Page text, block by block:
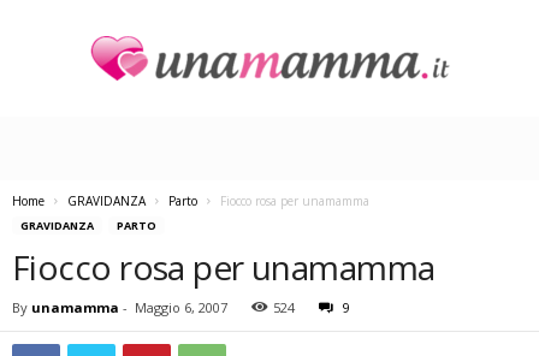
Home GRAVIDANZA Parto Fiocco rosa per unamamma
GRAVIDANZA PARTO
Fiocco rosa per unamamma
By unamamma - Maggio 6, 2007 524 9